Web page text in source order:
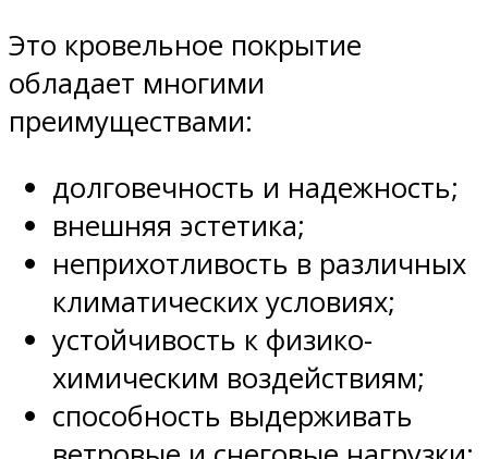
Это кровельное покрытие
обладает многими
преимуществами:
долговечность и надежность;
внешняя эстетика;
неприхотливость в различных
климатических условиях;
устойчивость к физико-
химическим воздействиям;
способность выдерживать